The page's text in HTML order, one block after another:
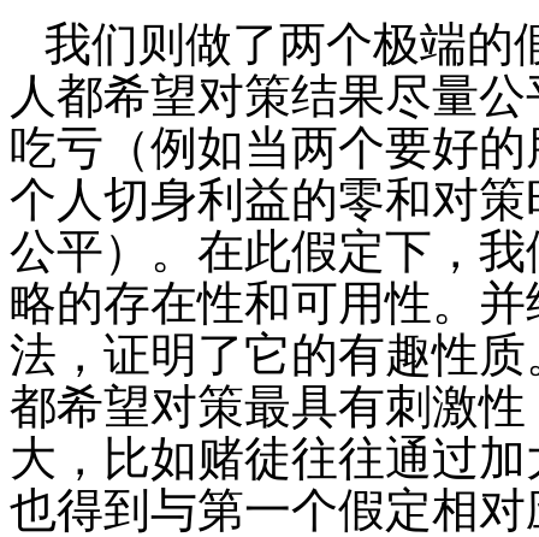
我们则做了两个极端的
人都希望对策结果尽量
吃亏（例如当两个要好
个人切身利益的零和对
公平）。在此假定下，
略的存在性和可用性。
法，证明了它的有趣性
都希望对策最具有刺激
大，比如赌徒往往通过
也得到与第一个假定相